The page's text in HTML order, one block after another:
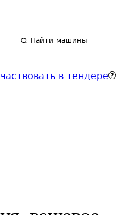
Найти машины
в тендере